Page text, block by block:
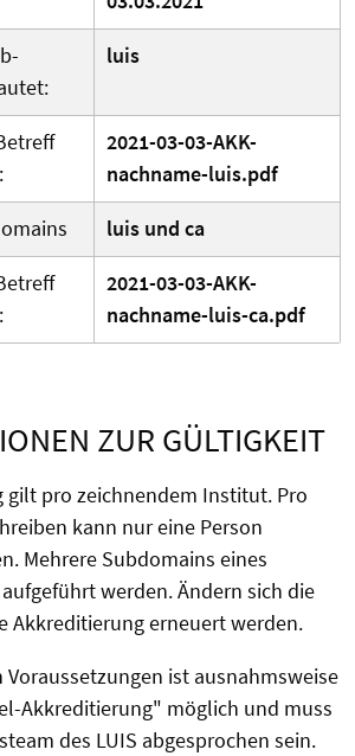
luis
2021-03-03-AKK-
nachname-luis.pdf
luis und ca
2021-03-03-AKK-
nachname-luis-ca.pdf
ZUR GÜLTIGKEIT
gilt pro zeichnendem Institut. Pro
kann nur eine Person
Mehrere Subdomains eines
werden. Ändern sich die
Akkreditierung erneuert werden.
ist ausnahmsweise
Akkreditierung" möglich und muss
des LUIS abgesprochen sein.